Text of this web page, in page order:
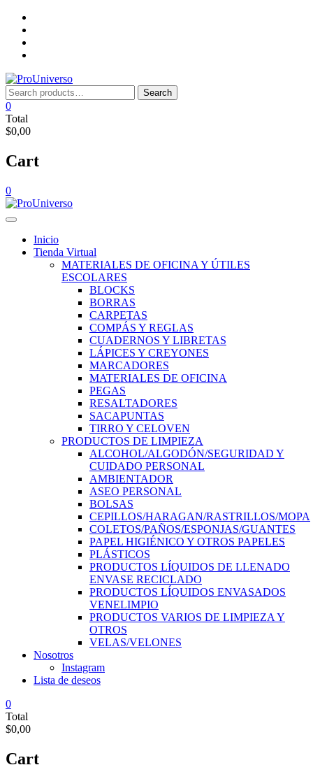
Saltar
contenido
deseos
Search
for:
Search
0
Total
$0,00
Cart
0
Inicio
Tienda Virtual
MATERIALES DE OFICINA Y ÚTILES
ESCOLARES
BLOCKS
BORRAS
CARPETAS
COMPÁS Y REGLAS
CUADERNOS Y LIBRETAS
LÁPICES Y CREYONES
MARCADORES
MATERIALES DE OFICINA
PEGAS
RESALTADORES
SACAPUNTAS
TIRRO Y CELOVEN
PRODUCTOS DE LIMPIEZA
ALCOHOL/ALGODÓN/SEGURIDAD Y
CUIDADO PERSONAL
AMBIENTADOR
ASEO PERSONAL
BOLSAS
CEPILLOS/HARAGAN/RASTRILLOS/MOPA
COLETOS/PAÑOS/ESPONJAS/GUANTES
PAPEL HIGIÉNICO Y OTROS PAPELES
PLÁSTICOS
PRODUCTOS LÍQUIDOS DE LLENADO
ENVASE RECICLADO
PRODUCTOS LÍQUIDOS ENVASADOS
VENELIMPIO
PRODUCTOS VARIOS DE LIMPIEZA Y
OTROS
VELAS/VELONES
Nosotros
Instagram
Lista de deseos
0
Total
$0,00
Cart